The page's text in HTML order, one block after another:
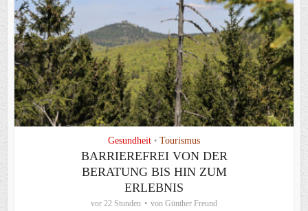
Gesundheit • Tourismus
BARRIEREFREI VON DER
BERATUNG BIS HIN ZUM
ERLEBNIS
vor 22 Stunden von Günther Freund